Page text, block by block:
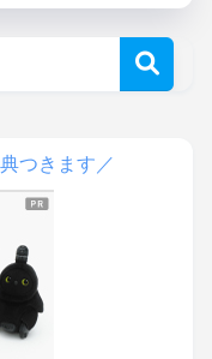
つきます／